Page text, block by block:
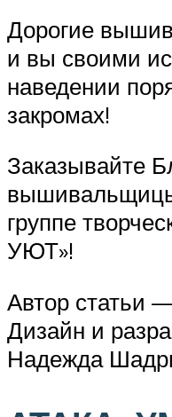
Дорогие
и вы своими
наведении
закромах!
Заказывайте
группе
УЮТ»!
Автор статьи
Дизайн и
Надежда